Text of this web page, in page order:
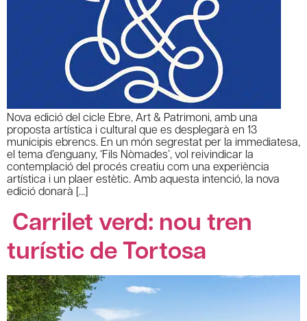
Nova edició del cicle Ebre, Art & Patrimoni, amb una
proposta artística i cultural que es desplegarà en 13
municipis ebrencs. En un món segrestat per la immediatesa,
el tema d’enguany, ‘Fils Nòmades’, vol reivindicar la
contemplació del procés creatiu com una experiència
artística i un plaer estètic. Amb aquesta intenció, la nova
edició donarà […]
Carrilet verd: nou tren
turístic de Tortosa